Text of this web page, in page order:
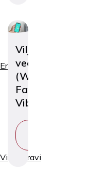
Erialad
Viljatusravi
Viljatusraviarsti
veebikonsultatsioon
(WhatsApp,
FaceTime,
Viber)